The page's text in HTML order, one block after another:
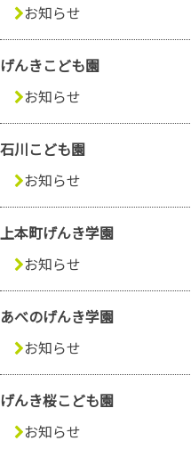
お知らせ
げんきこども園
お知らせ
石川こども園
お知らせ
上本町げんき学園
お知らせ
あべのげんき学園
お知らせ
げんき桜こども園
お知らせ